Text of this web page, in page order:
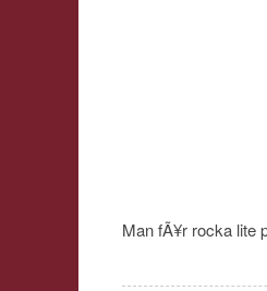
Man fÃ¥r rocka lite